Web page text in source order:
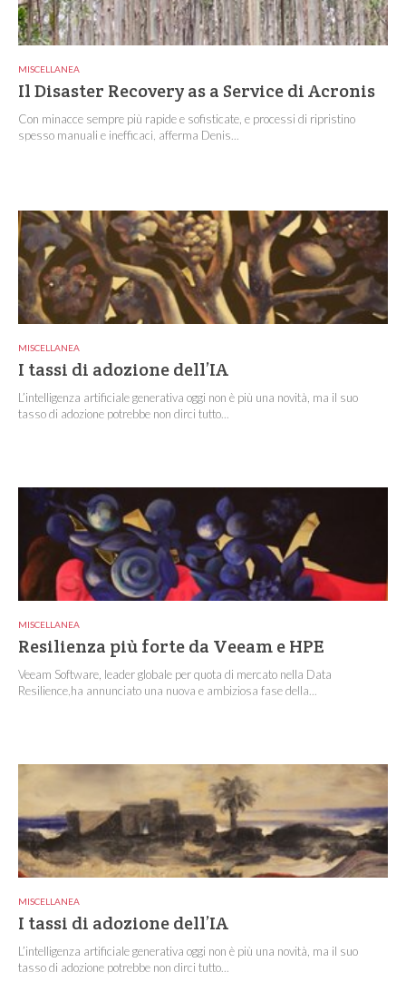
MISCELLANEA
Il Disaster Recovery as a Service di Acronis
Con minacce sempre più rapide e sofisticate, e processi di ripristino
spesso manuali e inefficaci, afferma Denis...
MISCELLANEA
I tassi di adozione dell’IA
L’intelligenza artificiale generativa oggi non è più una novità, ma il suo
tasso di adozione potrebbe non dirci tutto...
MISCELLANEA
Resilienza più forte da Veeam e HPE
Veeam Software, leader globale per quota di mercato nella Data
Resilience,ha annunciato una nuova e ambiziosa fase della...
MISCELLANEA
I tassi di adozione dell’IA
L’intelligenza artificiale generativa oggi non è più una novità, ma il suo
tasso di adozione potrebbe non dirci tutto...